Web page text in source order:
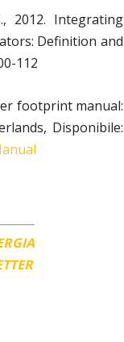
2012. Integrating
Definition and
112
footprint manual:
Disponibile: